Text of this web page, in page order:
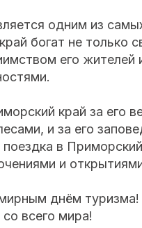
одним из
богат не только
его
край за его
и за его
в
и
днём
всего мира!